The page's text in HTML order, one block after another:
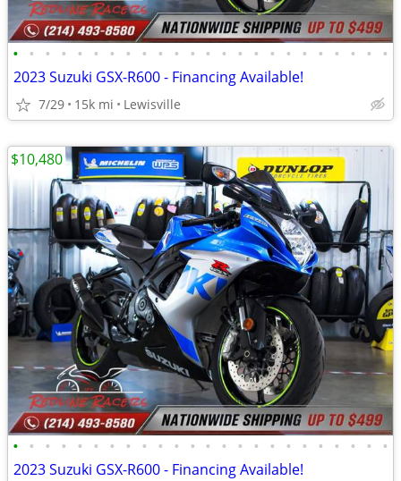
• • • • • • • • • • • • • • • • • • • • • • • •
2023 Suzuki GSX-R600 - Financing Available!
7/29 15k mi Lewisville
• • • • • • • • • • • • • • • • • • • • • • • •
2023 Suzuki GSX-R600 - Financing Available!
$10,480